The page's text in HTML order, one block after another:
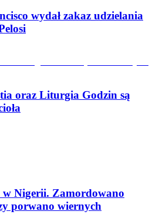
wydał zakaz udzielania
oraz Liturgia Godzin są
w Nigerii. Zamordowano
porwano wiernych